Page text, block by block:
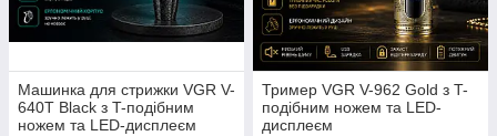
Машинка для стрижки VGR V-
640T Black з T-подібним
ножем та LED-дисплеєм
Тример VGR V-962 Gold з T-
подібним ножем та LED-
дисплеєм